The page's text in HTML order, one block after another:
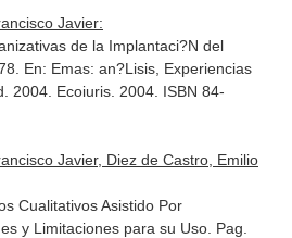
Javier:
de la Implantaci?N del
En: Emas: an?Lisis, Experiencias
2004. Ecoiuris. 2004. ISBN 84-
Javier, Diez de Castro, Emilio
Cualitativos Asistido Por
y Limitaciones para su Uso. Pag.